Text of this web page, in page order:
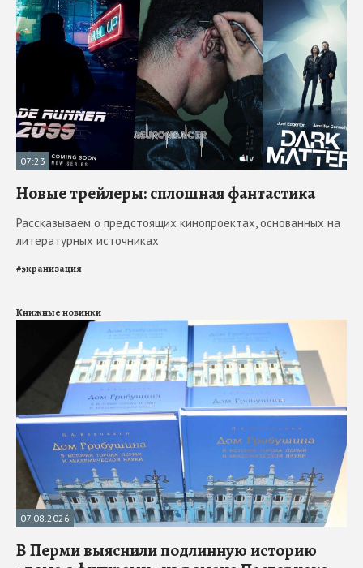
07:23
Новые трейлеры: сплошная фантастика
Рассказываем о предстоящих кинопроектах, основанных на
литературных источниках
#экранизация
Книжные новинки
07.08.2026
В Перми выяснили подлинную историю